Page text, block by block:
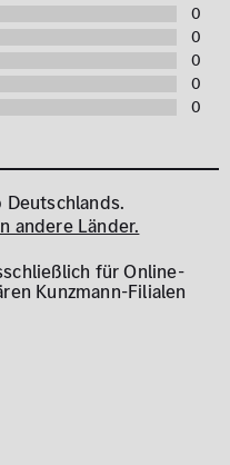
0
0
0
0
0
andere Länder.
für Online-
Kunzmann-Filialen